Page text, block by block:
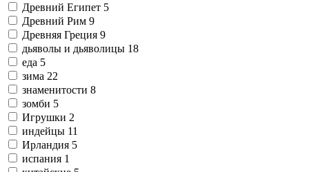
Древний Египет 5
Древний Рим 9
Древняя Греция 9
дьяволы и дьяволицы 18
еда 5
зима 22
знаменитости 8
зомби 5
Игрушки 2
индейцы 11
Ирландия 5
испания 1